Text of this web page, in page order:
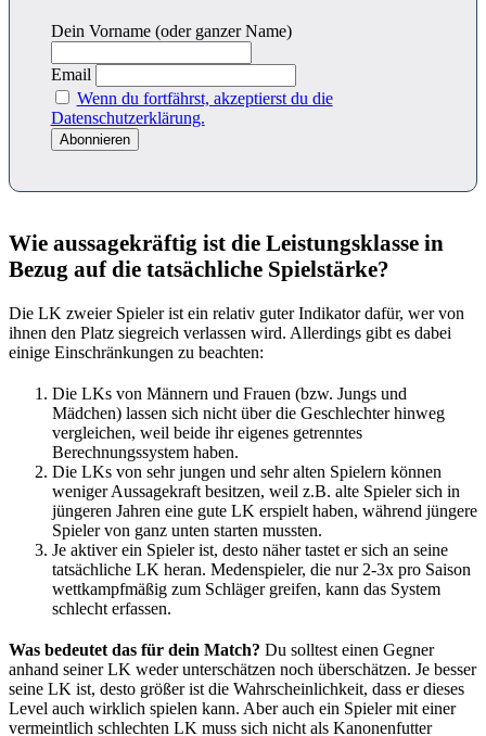
Dein Vorname (oder ganzer Name)
Email
Wenn du fortfährst, akzeptierst du die
Datenschutzerklärung.
Wie aussagekräftig ist die Leistungsklasse in
Bezug auf die tatsächliche Spielstärke?
Die LK zweier Spieler ist ein relativ guter Indikator dafür, wer von
ihnen den Platz siegreich verlassen wird. Allerdings gibt es dabei
einige Einschränkungen zu beachten:
Die LKs von Männern und Frauen (bzw. Jungs und
Mädchen) lassen sich nicht über die Geschlechter hinweg
vergleichen, weil beide ihr eigenes getrenntes
Berechnungssystem haben.
Die LKs von sehr jungen und sehr alten Spielern können
weniger Aussagekraft besitzen, weil z.B. alte Spieler sich in
jüngeren Jahren eine gute LK erspielt haben, während jüngere
Spieler von ganz unten starten mussten.
Je aktiver ein Spieler ist, desto näher tastet er sich an seine
tatsächliche LK heran. Medenspieler, die nur 2-3x pro Saison
wettkampfmäßig zum Schläger greifen, kann das System
schlecht erfassen.
Was bedeutet das für dein Match? Du solltest einen Gegner
anhand seiner LK weder unterschätzen noch überschätzen. Je besser
seine LK ist, desto größer ist die Wahrscheinlichkeit, dass er dieses
Level auch wirklich spielen kann. Aber auch ein Spieler mit einer
vermeintlich schlechten LK muss sich nicht als Kanonenfutter